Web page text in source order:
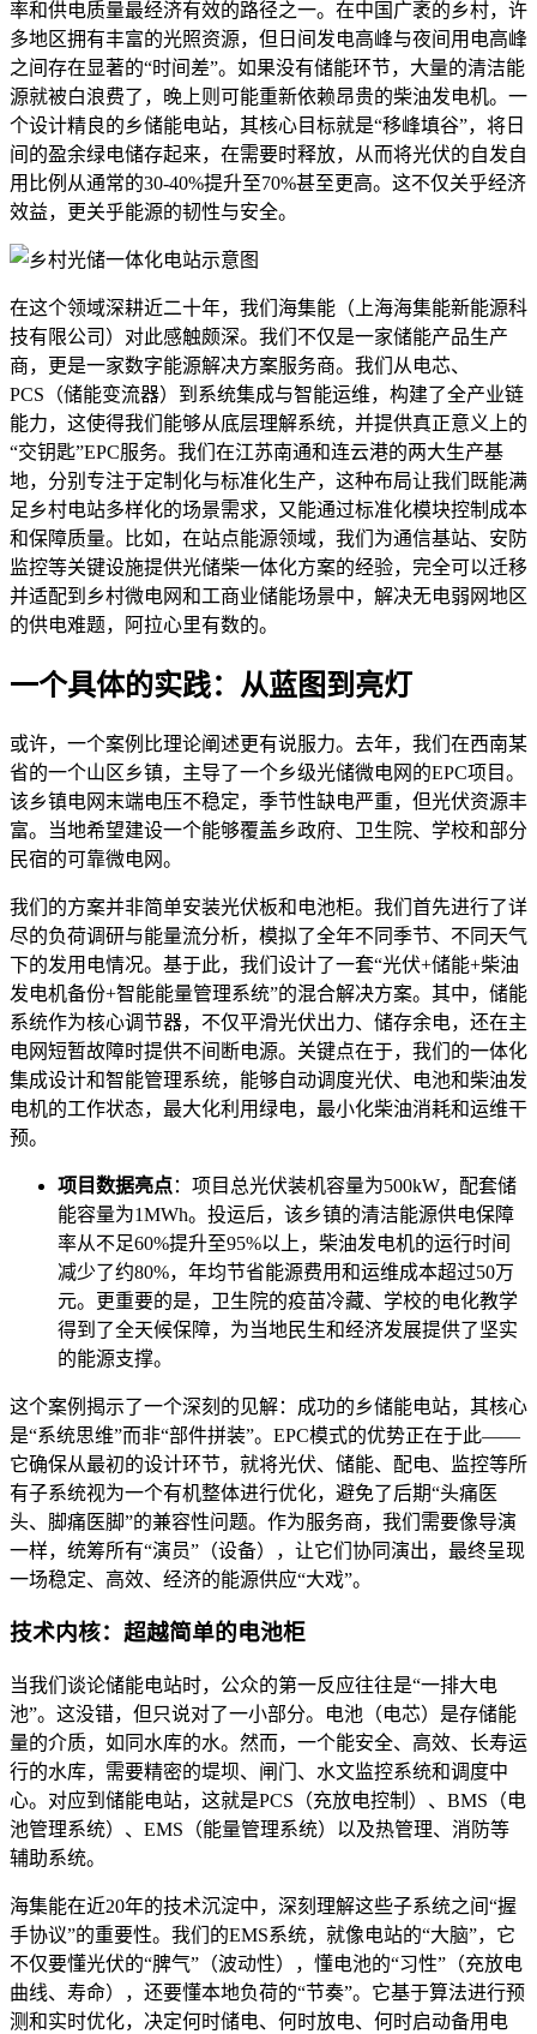
率和供电质量最经济有效的路径之一。在中国广袤的乡村，许
多地区拥有丰富的光照资源，但日间发电高峰与夜间用电高峰
之间存在显著的“时间差”。如果没有储能环节，大量的清洁能
源就被白浪费了，晚上则可能重新依赖昂贵的柴油发电机。一
个设计精良的乡储能电站，其核心目标就是“移峰填谷”，将日
间的盈余绿电储存起来，在需要时释放，从而将光伏的自发自
用比例从通常的30-40%提升至70%甚至更高。这不仅关乎经济
效益，更关乎能源的韧性与安全。
在这个领域深耕近二十年，我们海集能（上海海集能新能源科
技有限公司）对此感触颇深。我们不仅是一家储能产品生产
商，更是一家数字能源解决方案服务商。我们从电芯、
PCS（储能变流器）到系统集成与智能运维，构建了全产业链
能力，这使得我们能够从底层理解系统，并提供真正意义上的
“交钥匙”EPC服务。我们在江苏南通和连云港的两大生产基
地，分别专注于定制化与标准化生产，这种布局让我们既能满
足乡村电站多样化的场景需求，又能通过标准化模块控制成本
和保障质量。比如，在站点能源领域，我们为通信基站、安防
监控等关键设施提供光储柴一体化方案的经验，完全可以迁移
并适配到乡村微电网和工商业储能场景中，解决无电弱网地区
的供电难题，阿拉心里有数的。
一个具体的实践：从蓝图到亮灯
或许，一个案例比理论阐述更有说服力。去年，我们在西南某
省的一个山区乡镇，主导了一个乡级光储微电网的EPC项目。
该乡镇电网末端电压不稳定，季节性缺电严重，但光伏资源丰
富。当地希望建设一个能够覆盖乡政府、卫生院、学校和部分
民宿的可靠微电网。
我们的方案并非简单安装光伏板和电池柜。我们首先进行了详
尽的负荷调研与能量流分析，模拟了全年不同季节、不同天气
下的发用电情况。基于此，我们设计了一套“光伏+储能+柴油
发电机备份+智能能量管理系统”的混合解决方案。其中，储能
系统作为核心调节器，不仅平滑光伏出力、储存余电，还在主
电网短暂故障时提供不间断电源。关键点在于，我们的一体化
集成设计和智能管理系统，能够自动调度光伏、电池和柴油发
电机的工作状态，最大化利用绿电，最小化柴油消耗和运维干
预。
项目数据亮点：项目总光伏装机容量为500kW，配套储
能容量为1MWh。投运后，该乡镇的清洁能源供电保障
率从不足60%提升至95%以上，柴油发电机的运行时间
减少了约80%，年均节省能源费用和运维成本超过50万
元。更重要的是，卫生院的疫苗冷藏、学校的电化教学
得到了全天候保障，为当地民生和经济发展提供了坚实
的能源支撑。
这个案例揭示了一个深刻的见解：成功的乡储能电站，其核心
是“系统思维”而非“部件拼装”。EPC模式的优势正在于此——
它确保从最初的设计环节，就将光伏、储能、配电、监控等所
有子系统视为一个有机整体进行优化，避免了后期“头痛医
头、脚痛医脚”的兼容性问题。作为服务商，我们需要像导演
一样，统筹所有“演员”（设备），让它们协同演出，最终呈现
一场稳定、高效、经济的能源供应“大戏”。
技术内核：超越简单的电池柜
当我们谈论储能电站时，公众的第一反应往往是“一排大电
池”。这没错，但只说对了一小部分。电池（电芯）是存储能
量的介质，如同水库的水。然而，一个能安全、高效、长寿运
行的水库，需要精密的堤坝、闸门、水文监控系统和调度中
心。对应到储能电站，这就是PCS（充放电控制）、BMS（电
池管理系统）、EMS（能量管理系统）以及热管理、消防等
辅助系统。
海集能在近20年的技术沉淀中，深刻理解这些子系统之间“握
手协议”的重要性。我们的EMS系统，就像电站的“大脑”，它
不仅要懂光伏的“脾气”（波动性），懂电池的“习性”（充放电
曲线、寿命），还要懂本地负荷的“节奏”。它基于算法进行预
测和实时优化，决定何时储电、何时放电、何时启动备用电